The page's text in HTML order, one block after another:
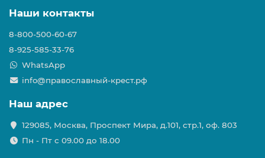
Наши контакты
8-800-500-60-67
8-925-585-33-76
WhatsApp
info@православный-крест.рф
Наш адрес
129085, Москва, Проспект Мира, д.101, стр.1, оф. 803
Пн - Пт с 09.00 до 18.00